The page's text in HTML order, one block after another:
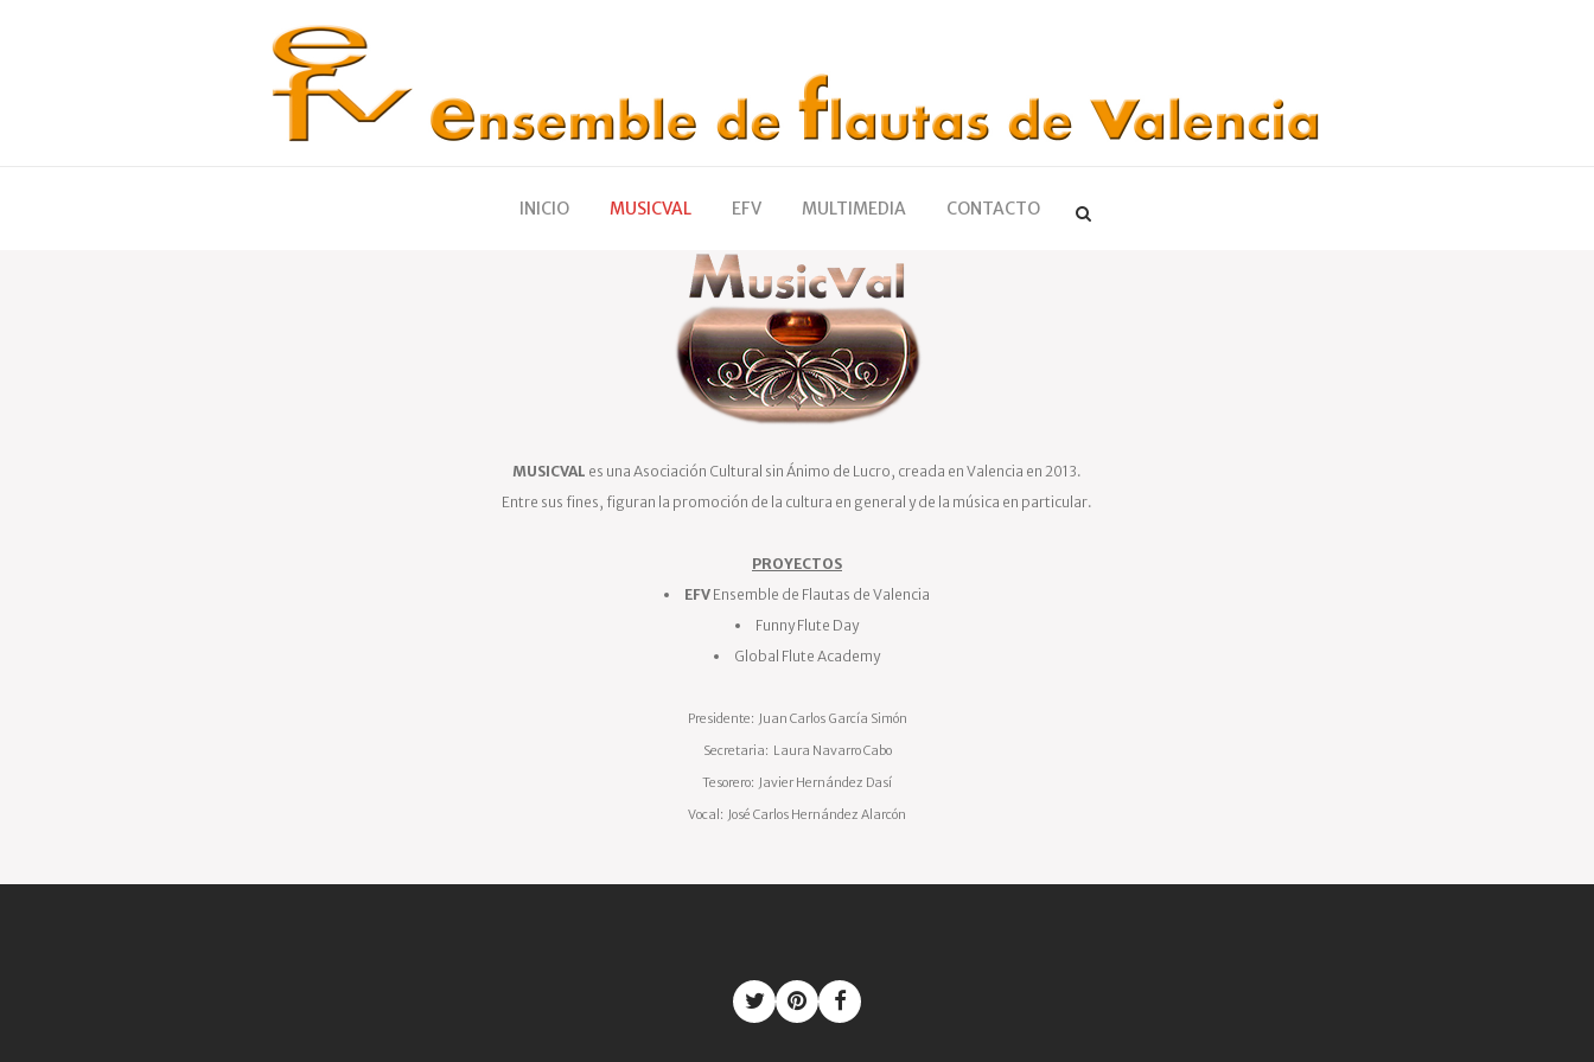
INICIO MUSICVAL EFV MULTIMEDIA CONTACTO
MUSICVAL es una Asociación Cultural sin Ánimo de Lucro, creada en Valencia en 2013.
Entre sus fines, figuran la promoción de la cultura en general y de la música en particular.
PROYECTOS
EFV Ensemble de Flautas de Valencia
Funny Flute Day
Global Flute Academy
Presidente: Juan Carlos García Simón
Secretaria: Laura Navarro Cabo
Tesorero: Javier Hernández Dasí
Vocal: José Carlos Hernández Alarcón